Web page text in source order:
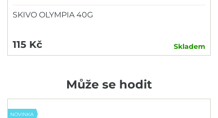
SKIVO OLYMPIA 40G
115 Kč Skladem
Může se hodit
NOVINKA